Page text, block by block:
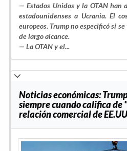
— Estados Unidos y la OTAN han
estadounidenses a Ucrania. El
europeos. Trump no especificó si
de largo alcance.
— La OTAN y el...
Noticias económicas:
siempre cuando califica de
relación comercial de